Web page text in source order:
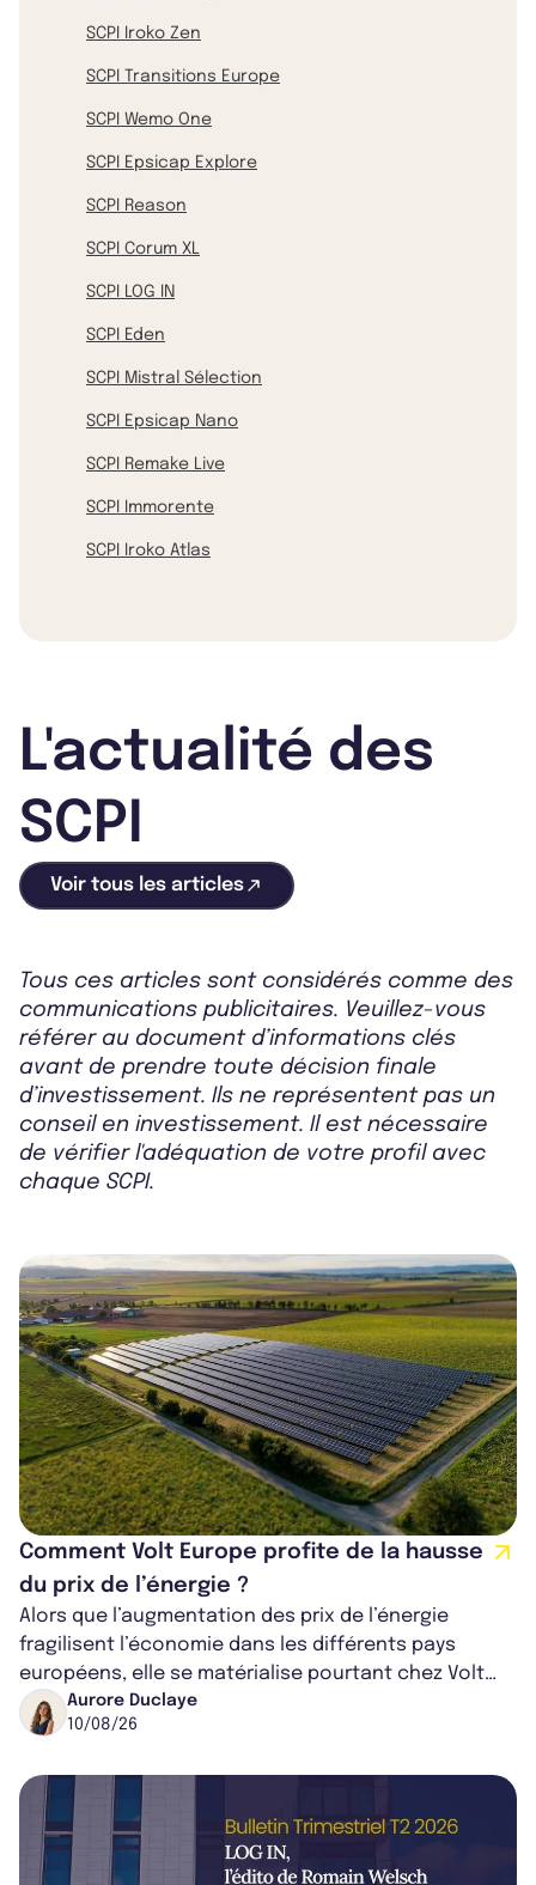
SCPI Iroko Zen
SCPI Transitions Europe
SCPI Wemo One
SCPI Epsicap Explore
SCPI Reason
SCPI Corum XL
SCPI LOG IN
SCPI Eden
SCPI Mistral Sélection
SCPI Epsicap Nano
SCPI Remake Live
SCPI Immorente
SCPI Iroko Atlas
L'actualité des
SCPI
Voir tous les articles
Tous ces articles sont considérés comme des
communications publicitaires. Veuillez-vous
référer au document d’informations clés
avant de prendre toute décision finale
d’investissement. Ils ne représentent pas un
conseil en investissement. Il est nécessaire
de vérifier l'adéquation de votre profil avec
chaque SCPI.
Comment Volt Europe profite de la hausse
du prix de l’énergie ?
Alors que l’augmentation des prix de l’énergie
fragilisent l’économie dans les différents pays
européens, elle se matérialise pourtant chez Volt
Europe comme un levier d’entrée. La...
Aurore Duclaye
10/08/26